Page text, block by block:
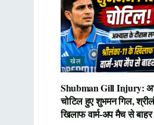
खेल
Shubman Gill Injury:
चोटिल हुए शुभमन गिल,
खिलाफ वार्म-अप मैच से बाहर